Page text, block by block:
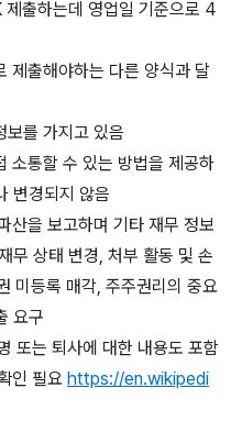
출하는데 영업일 기준으로 4
제출해야하는 다른 양식과 달
보를 가지고 있음
소통할 수 있는 방법을 제공하
변경되지 않음
산을 보고하며 기타 재무 정보
무 상태 변경, 처부 활동 및 손
미등록 매각, 주주권리의 중요
요구
또는 퇴사에 대한 내용도 포함
인 필요 https://en.wikipedi